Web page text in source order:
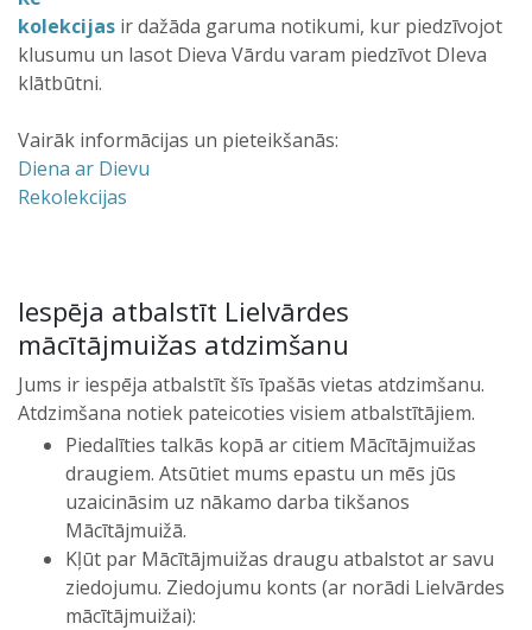
kolekcijas ir dažāda garuma notikumi, kur piedzīvojot
klusumu un lasot Dieva Vārdu varam piedzīvot DIeva
klātbūtni.
Vairāk informācijas un pieteikšanās:
Diena ar Dievu
Rekolekcijas
Iespēja atbalstīt Lielvārdes
mācītājmuižas atdzimšanu
Jums ir iespēja atbalstīt šīs īpašās vietas atdzimšanu.
Atdzimšana notiek pateicoties visiem atbalstītājiem.
Piedalīties talkās kopā ar citiem Mācītājmuižas
draugiem. Atsūtiet mums epastu un mēs jūs
uzaicināsim uz nākamo darba tikšanos
Mācītājmuižā.
Kļūt par Mācītājmuižas draugu atbalstot ar savu
ziedojumu. Ziedojumu konts (ar norādi Lielvārdes
mācītājmuižai):